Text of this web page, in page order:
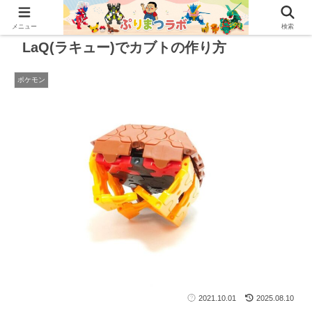
LaQ(ラキュー)でカブトの作り方
ポケモン
2021.10.01 2025.08.10
メニュー 検索